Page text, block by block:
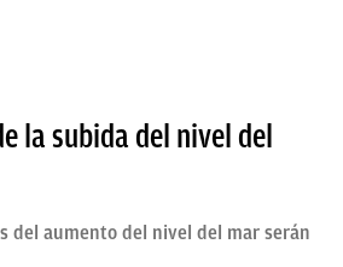
la subida del nivel del
del aumento del nivel del mar serán